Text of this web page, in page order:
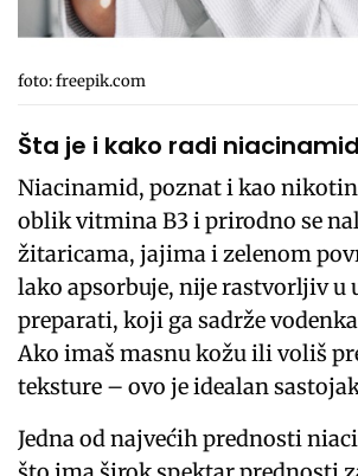
foto: freepik.com
Šta je i kako radi
Niacinamid, poznat i kao
oblik vitmina B3 i prirodno se
žitaricama, jajima i zelenom
lako apsorbuje, nije rastvorljiv u
preparati, koji ga sadrže
Ako imaš masnu kožu ili voliš
teksture – ovo je idealan
Jedna od najvećih prednosti